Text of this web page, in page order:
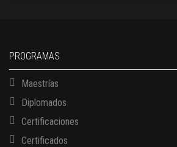
PROGRAMAS
Maestrías
Diplomados
Certificaciones
Certificados